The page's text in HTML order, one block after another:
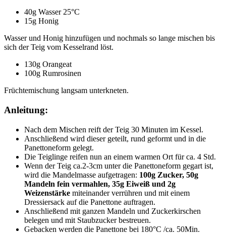
40g Wasser 25°C
15g Honig
Wasser und Honig hinzufügen und nochmals so lange mischen bis
sich der Teig vom Kesselrand löst.
130g Orangeat
100g Rumrosinen
Früchtemischung langsam unterkneten.
Anleitung:
Nach dem Mischen reift der Teig 30 Minuten im Kessel.
Anschließend wird dieser geteilt, rund geformt und in die
Panettoneform gelegt.
Die Teiglinge reifen nun an einem warmen Ort für ca. 4 Std.
Wenn der Teig ca.2-3cm unter die Panettoneform gegart ist,
wird die Mandelmasse aufgetragen: 100g Zucker, 50g
Mandeln fein vermahlen, 35g Eiweiß und 2g
Weizenstärke miteinander verrühren und mit einem
Dressiersack auf die Panettone auftragen.
Anschließend mit ganzen Mandeln und Zuckerkirschen
belegen und mit Staubzucker bestreuen.
Gebacken werden die Panettone bei 180°C /ca. 50Min.